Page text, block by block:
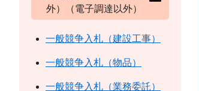
外）（電子調達以外）
一般競争入札（建設工事）
一般競争入札（物品）
一般競争入札（業務委託）